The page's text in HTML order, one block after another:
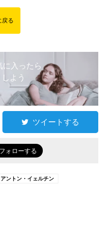
戻る
に入ったら
よう
ツイートする
アントン・イェルチン